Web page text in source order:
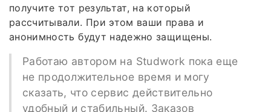
получите тот результат, на который
рассчитывали. При этом ваши права и
анонимность будут надежно защищены.
Работаю автором на Studwork пока еще
не продолжительное время и могу
сказать, что сервис действительно
удобный и стабильный. Заказов